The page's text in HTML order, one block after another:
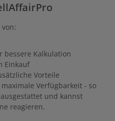
bessere Kalkulation
Einkauf
Vorteile
Verfügbarkeit - so
und kannst
reagieren.